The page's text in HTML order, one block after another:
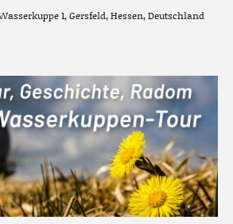
1, Gersfeld, Hessen, Deutschland